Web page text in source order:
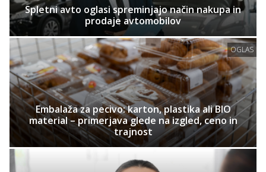
Spletni avto oglasi spreminjajo način nakupa in
prodaje avtomobilov
OGLAS
Embalaža za pecivo: karton, plastika ali BIO
material – primerjava glede na izgled, ceno in
trajnost